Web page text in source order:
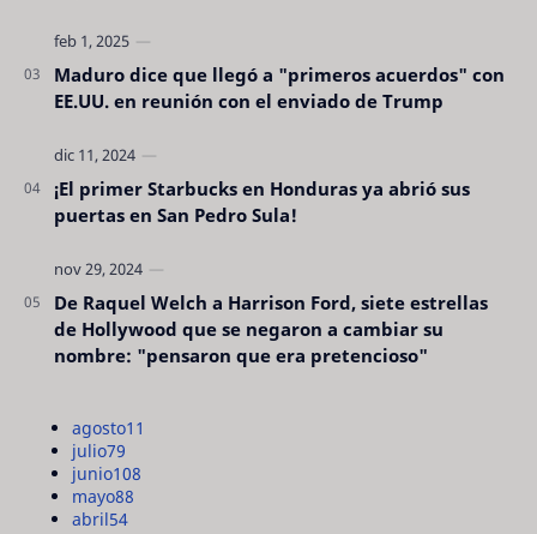
Maduro dice que llegó a "primeros acuerdos" con
EE.UU. en reunión con el enviado de Trump
¡El primer Starbucks en Honduras ya abrió sus
puertas en San Pedro Sula!
De Raquel Welch a Harrison Ford, siete estrellas
de Hollywood que se negaron a cambiar su
nombre: "pensaron que era pretencioso"
agosto11
julio79
junio108
mayo88
abril54